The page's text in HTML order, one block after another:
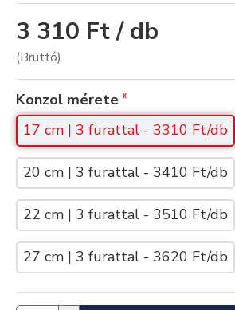
3 310 Ft / db
(Bruttó)
Konzol mérete
17 cm | 3 furattal - 3310 Ft/db
20 cm | 3 furattal - 3410 Ft/db
22 cm | 3 furattal - 3510 Ft/db
27 cm | 3 furattal - 3620 Ft/db